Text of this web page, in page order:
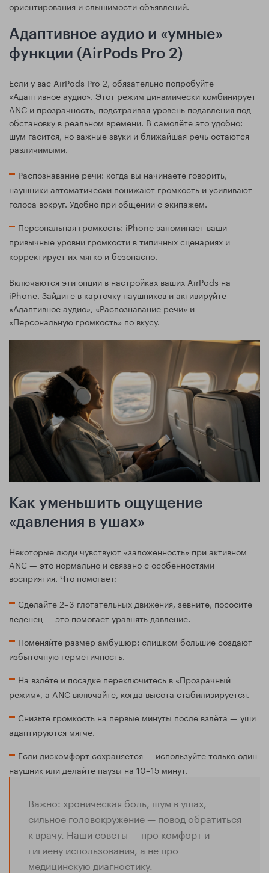
ориентирования и слышимости объявлений.
Адаптивное аудио и «умные»
функции (AirPods Pro 2)
Если у вас AirPods Pro 2, обязательно попробуйте
«Адаптивное аудио». Этот режим динамически комбинирует
ANC и прозрачность, подстраивая уровень подавления под
обстановку в реальном времени. В самолёте это удобно:
шум гасится, но важные звуки и ближайшая речь остаются
различимыми.
Распознавание речи: когда вы начинаете говорить,
наушники автоматически понижают громкость и усиливают
голоса вокруг. Удобно при общении с экипажем.
Персональная громкость: iPhone запоминает ваши
привычные уровни громкости в типичных сценариях и
корректирует их мягко и безопасно.
Включаются эти опции в настройках ваших AirPods на
iPhone. Зайдите в карточку наушников и активируйте
«Адаптивное аудио», «Распознавание речи» и
«Персональную громкость» по вкусу.
Как уменьшить ощущение
«давления в ушах»
Некоторые люди чувствуют «заложенность» при активном
ANC — это нормально и связано с особенностями
восприятия. Что помогает:
Сделайте 2–3 глотательных движения, зевните, пососите
леденец — это помогает уравнять давление.
Поменяйте размер амбушюр: слишком большие создают
избыточную герметичность.
На взлёте и посадке переключитесь в «Прозрачный
режим», а ANC включайте, когда высота стабилизируется.
Снизьте громкость на первые минуты после взлёта — уши
адаптируются мягче.
Если дискомфорт сохраняется — используйте только один
наушник или делайте паузы на 10–15 минут.
Важно: хроническая боль, шум в ушах,
сильное головокружение — повод обратиться
к врачу. Наши советы — про комфорт и
гигиену использования, а не про
медицинскую диагностику.